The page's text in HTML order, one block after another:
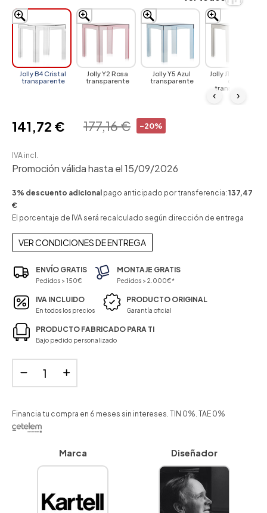
Jolly B4 Cristal
transparente
Jolly Y2 Rosa
transparente
Jolly Y5 Azul
transparente
Jolly J1 Ahumado
claro
transparente
‹ ›
-20%
177,16 €
141,72 €
IVA incl.
Promoción válida hasta el 15/09/2026
3% descuento adicional pago anticipado por transferencia: 137,47
€
El porcentaje de IVA será recalculado según dirección de entrega
VER CONDICIONES DE ENTREGA
ENVÍO GRATIS
Pedidos > 150€
MONTAJE GRATIS
Pedidos > 2.000€*
IVA INCLUIDO
En todos los precios
PRODUCTO ORIGINAL
Garantía oficial
PRODUCTO FABRICADO PARA TI
Bajo pedido personalizado
Financia tu compra en 6 meses sin intereses. TIN 0%. TAE 0%
Marca Diseñador